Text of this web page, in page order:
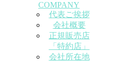
COMPANY
代表ご挨拶
会社概要
正規販売店
「特約店」
会社所在地